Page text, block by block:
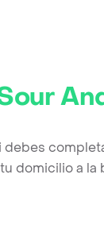
debes
domicilio a la